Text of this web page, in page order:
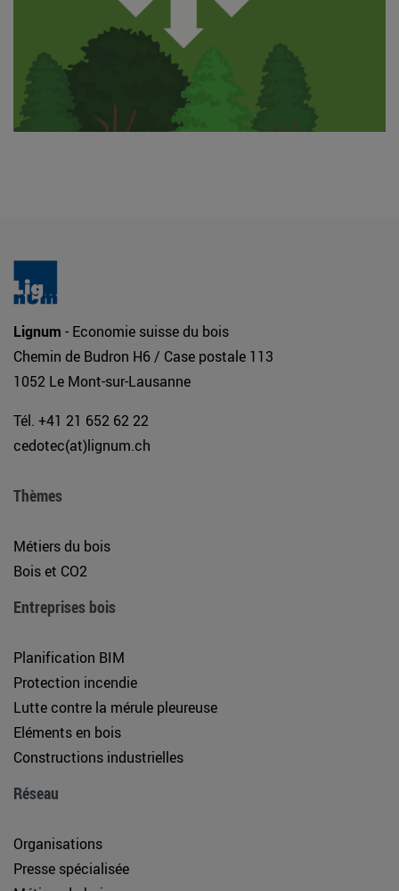
Lignum - Economie suisse du bois
Chemin de Budron H6 / Case postale 113
1052 Le Mont-sur-Lausanne
Tél. +41 21 652 62 22
cedotec(at)lignum.ch
Thèmes
Métiers du bois
Bois et CO2
Entreprises bois
Planification BIM
Protection incendie
Lutte contre la mérule pleureuse
Eléments en bois
Constructions industrielles
Réseau
Organisations
Presse spécialisée